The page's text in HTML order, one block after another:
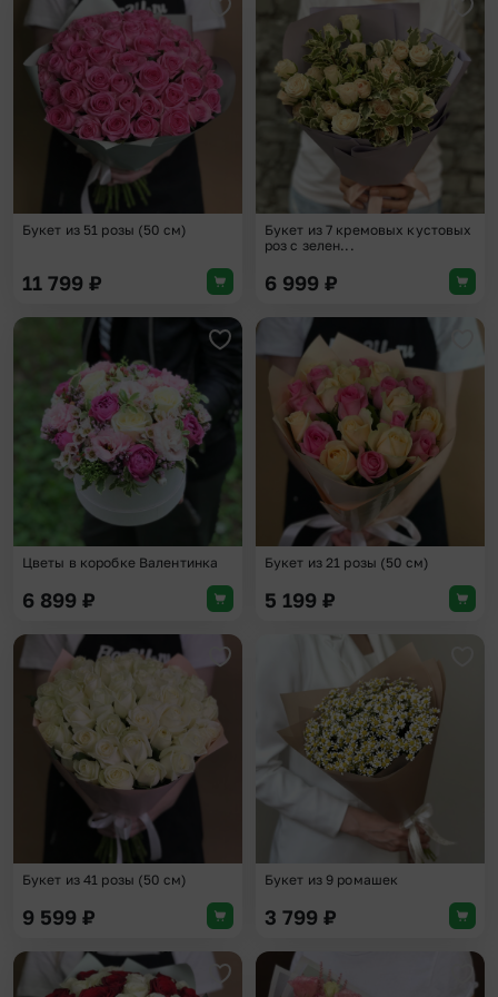
Добавить в избранное
Букет из 51 розы (50 см)
11 799 ₽
Букет из 7 кремовых кустовых
роз с зелен...
6 999 ₽
Добавить в избранное
Цветы в коробке Валентинка
6 899 ₽
Букет из 21 розы (50 см)
5 199 ₽
Добавить в избранное
Букет из 41 розы (50 см)
9 599 ₽
Букет из 9 ромашек
3 799 ₽